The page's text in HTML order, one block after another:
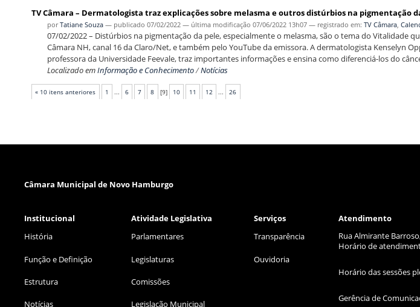
TV Câmara – Dermatologista traz explicações sobre melasma e outros distúrbios na pigmentação
porTatiane Souza — publicado 07/02/2022 — última modificação 07/06/2022 13h07 — registrado em: TV Câmara,
07/02/2022 – Distúrbios na pigmentação da pele, especialmente o melasma, são o tema do Vitalidade
Câmara NH, canal 16 da Claro/Net, e também pelo YouTube da emissora. A dermatologista Kenselyn
professora da Universidade Feevale, traz importantes informações e ensina como diferenciá-los do
Localizado emInformação e Conhecimento/Notícias
« 10 itens anteriores 1 ... 6 7 8 [9] 10 11 12 ... 26
Câmara Municipal de Novo Hamburgo
Institucional Atividade Legislativa Serviços
Atendimento
História
Função e Definição
Estrutura
Notícias
Parlamentares
Legislaturas
Comissões
Legislação Municipal
Transparência
Ouvidoria
Rua Almirante
Horário de
Horário das sessões
Gerência de